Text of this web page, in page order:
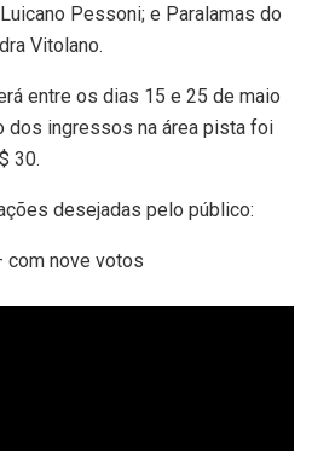
Pessoni; e Paralamas do
Vitolano.
entre os dias 15 e 25 de maio
dos ingressos na área pista foi
30.
desejadas pelo público:
com nove votos